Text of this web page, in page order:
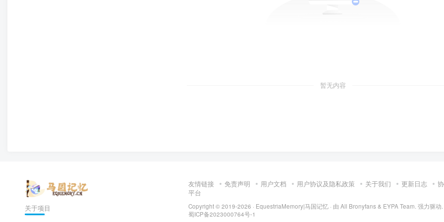
暂无内容
关于项目
友情链接 免责声明 用户文档 用户协议及隐私政策 关于我们 更新日志
平台
Copyright © 2019-2026 · EquestriaMemory|马国记忆 · 由 All Bronyfans & EYPA Team. 强力驱动.
蜀ICP备2023000764号-1